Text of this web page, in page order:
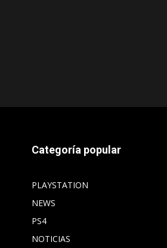
Categoría popular
PLAYSTATION
NEWS
PS4
NOTICIAS